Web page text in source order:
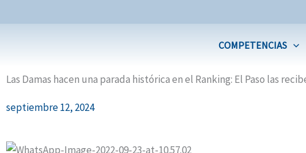
al
COMPETENCIAS
Las Damas hacen una parada histórica en el Ranking: El Paso las
septiembre 12, 2024